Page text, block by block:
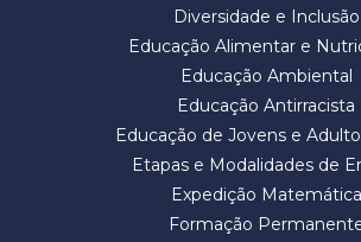
Diversidade e Inclusão
Educação Alimentar e
Educação Ambiental
Educação Antirracista
Educação de Jovens e
Etapas e Modalidades de
Expedição Matemática
Formação